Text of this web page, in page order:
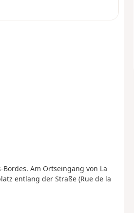
Am Ortseingang von La
entlang der Straße (Rue de la